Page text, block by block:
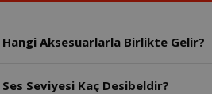
Aksesuarlarla Birlikte Gelir?
Seviyesi Kaç Desibeldir?